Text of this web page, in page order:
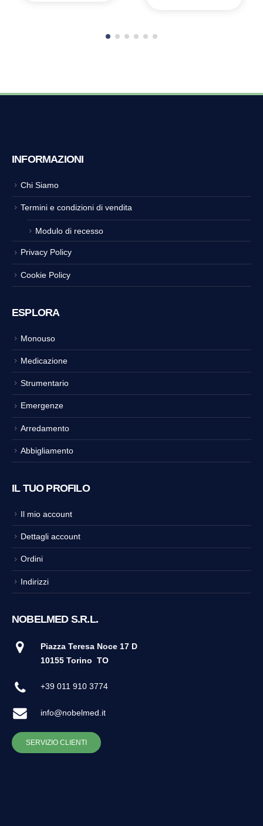
INFORMAZIONI
Chi Siamo
Termini e condizioni di vendita
Modulo di recesso
Privacy Policy
Cookie Policy
ESPLORA
Monouso
Medicazione
Strumentario
Emergenze
Arredamento
Abbigliamento
IL TUO PROFILO
Il mio account
Dettagli account
Ordini
Indirizzi
NOBELMED S.R.L.
Piazza Teresa Noce 17 D
10155 Torino TO
+39 011 910 3774
info@nobelmed.it
SERVIZIO CLIENTI